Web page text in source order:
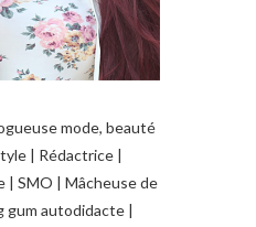
mode, beauté
| Rédactrice |
| SMO | Mâcheuse de
gum autodidacte |